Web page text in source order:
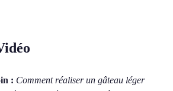
: Comment réaliser un gâteau léger